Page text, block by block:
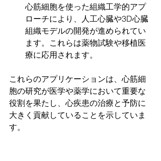
心筋細胞を使った組織工学的アプ
ローチにより、人工心臓や3D心臓
組織モデルの開発が進められてい
ます。これらは薬物試験や移植医
療に応用されます。
これらのアプリケーションは、心筋細
胞の研究が医学や薬学において重要な
役割を果たし、心疾患の治療と予防に
大きく貢献していることを示していま
す。